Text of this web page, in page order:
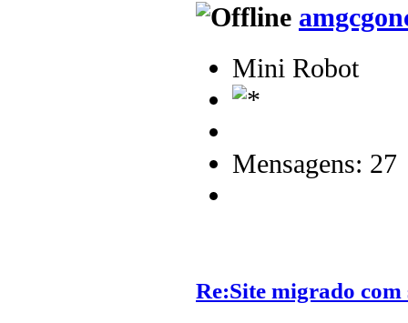
Mini Robot
Mensagens: 27
Re:Site migrado com